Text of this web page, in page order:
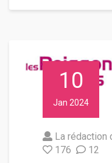
10
Jan 2024
La
176
12